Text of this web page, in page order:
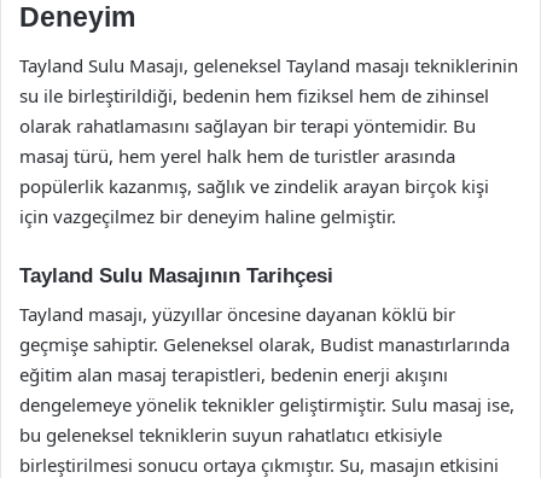
Deneyim
Tayland Sulu Masajı, geleneksel Tayland masajı tekniklerinin
su ile birleştirildiği, bedenin hem fiziksel hem de zihinsel
olarak rahatlamasını sağlayan bir terapi yöntemidir. Bu
masaj türü, hem yerel halk hem de turistler arasında
popülerlik kazanmış, sağlık ve zindelik arayan birçok kişi
için vazgeçilmez bir deneyim haline gelmiştir.
Tayland Sulu Masajının Tarihçesi
Tayland masajı, yüzyıllar öncesine dayanan köklü bir
geçmişe sahiptir. Geleneksel olarak, Budist manastırlarında
eğitim alan masaj terapistleri, bedenin enerji akışını
dengelemeye yönelik teknikler geliştirmiştir. Sulu masaj ise,
bu geleneksel tekniklerin suyun rahatlatıcı etkisiyle
birleştirilmesi sonucu ortaya çıkmıştır. Su, masajın etkisini